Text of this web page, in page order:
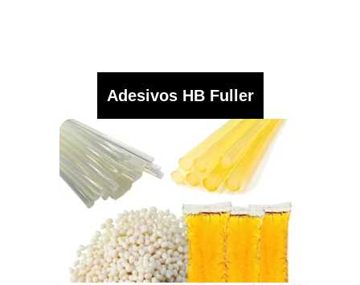
Adesivos HB Fuller